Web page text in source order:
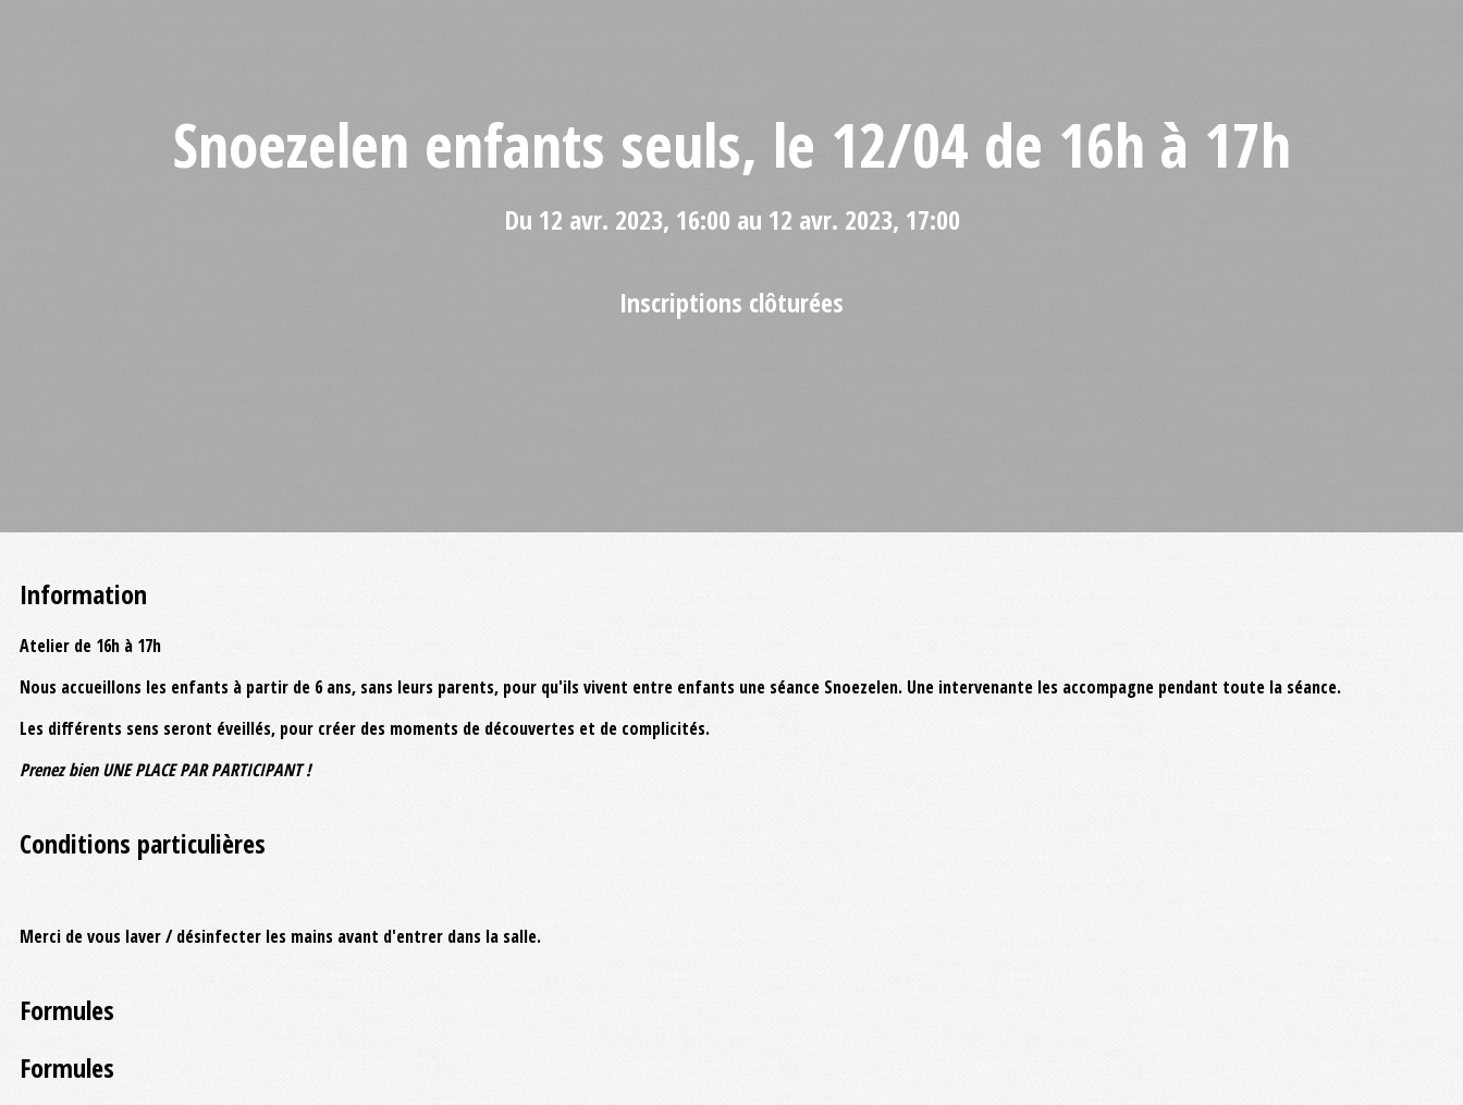
Snoezelen enfants seuls, le 12/04 de 16h à 17h
Du 12 avr. 2023, 16:00 au 12 avr. 2023, 17:00
Inscriptions clôturées
Information
Atelier de 16h à 17h
Nous accueillons les enfants à partir de 6 ans, sans leurs parents, pour qu'ils vivent entre enfants une séance Snoezelen. Une intervenante les accompagne pendant toute la séance.
Les différents sens seront éveillés, pour créer des moments de découvertes et de complicités.
Prenez bien UNE PLACE PAR PARTICIPANT !
Conditions particulières
Merci de vous laver / désinfecter les mains avant d'entrer dans la salle.
Formules
Formules